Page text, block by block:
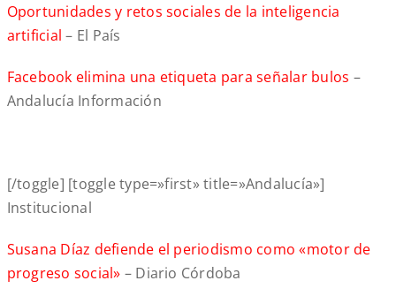
Oportunidades y retos sociales de la inteligencia
artificial – El País
Facebook elimina una etiqueta para señalar bulos –
Andalucía Información
[/toggle] [toggle type=»first» title=»Andalucía»]
Institucional
Susana Díaz defiende el periodismo como «motor de
progreso social» – Diario Córdoba